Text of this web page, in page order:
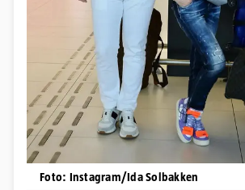
Foto: Instagram/Ida Solbakken